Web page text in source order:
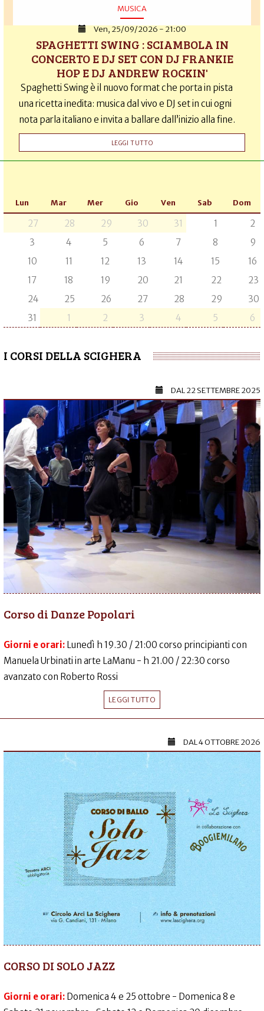
MUSICA
Ven, 25/09/2026 - 21:00
SPAGHETTI SWING : SCIAMBOLA IN
CONCERTO E DJ SET CON DJ FRANKIE
HOP E DJ ANDREW ROCKIN'
Spaghetti Swing è il nuovo format che porta in pista
una ricetta inedita: musica dal vivo e DJ set in cui ogni
nota parla italiano e invita a ballare dall’inizio alla fine.
LEGGI TUTTO
Lun Mar Mer Gio Ven Sab Dom
27 28 29 30 31 1
2
3
4 5 6 7 8
9
10
11 12 13 14 15
16
17
18 19 20 21 22
23
24
25 26 27 28 29
30
31
1 2 3 4 5 6
I CORSI DELLA SCIGHERA
DAL22 SETTEMBRE 2025
Corso di Danze Popolari
Giorni e orari: Lunedì h 19.30 / 21:00 corso principianti con
Manuela Urbinati in arte LaManu - h 21.00 / 22:30 corso
avanzato con Roberto Rossi
LEGGI TUTTO
DAL4 OTTOBRE 2026
CORSO DI SOLO JAZZ
Giorni e orari: Domenica 4 e 25 ottobre - Domenica 8 e